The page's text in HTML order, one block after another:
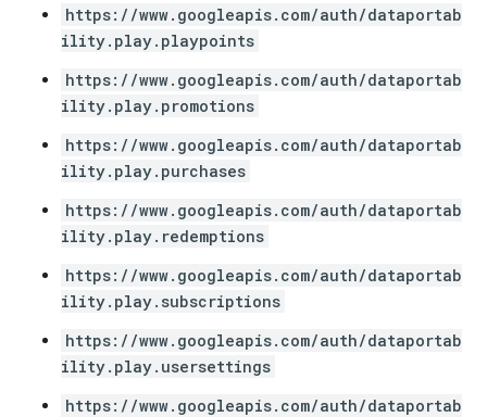
https://www.googleapis.com/auth/dataportab
ility.play.playpoints
https://www.googleapis.com/auth/dataportab
ility.play.promotions
https://www.googleapis.com/auth/dataportab
ility.play.purchases
https://www.googleapis.com/auth/dataportab
ility.play.redemptions
https://www.googleapis.com/auth/dataportab
ility.play.subscriptions
https://www.googleapis.com/auth/dataportab
ility.play.usersettings
https://www.googleapis.com/auth/dataportab